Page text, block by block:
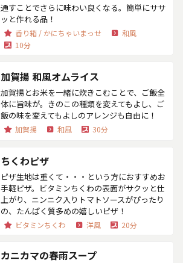
通すことでさらに味わい良くなる。簡単にササ
ッと作れる品！
香り箱 / かにちゃいまっせ
和風
10分
加賀揚 和風オムライス
加賀揚とお米を一緒に炊きこむことで、ご飯全
体に旨味が。きのこの種類を変えてもよし、ご
飯の味を変えてもよしのアレンジも自由に！
加賀揚 和風 30分
ちくわピザ
ピザ生地は重くて・・・という方におすすめお
手軽ピザ。ビタミンちくわの表面がサクッと仕
上がり、ニンニク入りトマトソースがぴったり
の、たんぱく質多めの嬉しいピザ！
ビタミンちくわ 洋風 20分
カニカマの春雨スープ